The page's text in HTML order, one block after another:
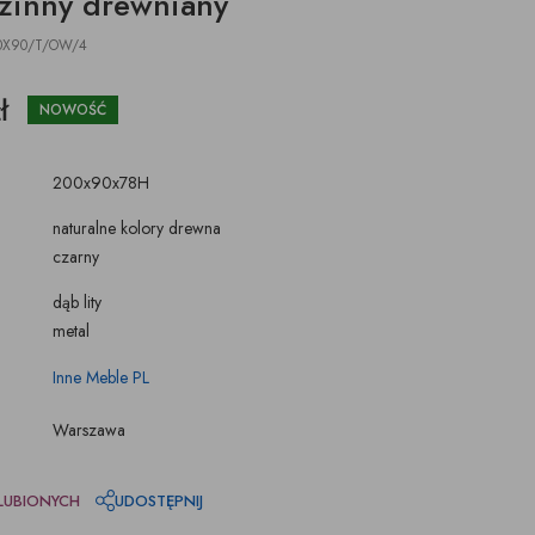
TKANINY, SKÓRY
ŚWIECZKI, LAMPIONY
pufy na wymiar
T/OW/4
NOWOŚĆ
200x90x78H
naturalne kolory drewna
czarny
dąb lity
metal
Inne Meble PL
Warszawa
UDOSTĘPNIJ